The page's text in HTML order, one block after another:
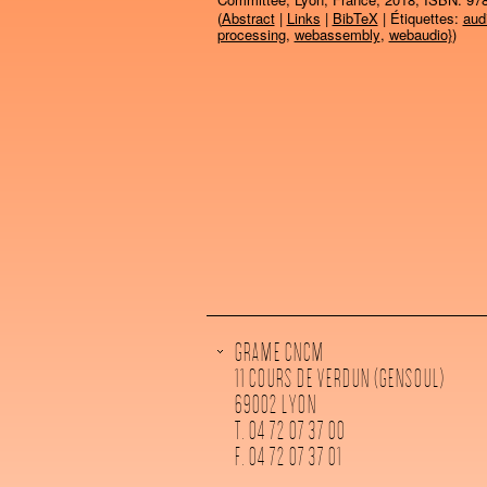
(Abstract| Links | BibTeX| Étiquettes:
processing, webassembly,webaudio})
GRAME CNCM
11 COURS DE VERDUN (GENSOUL)
69002 LYON
T. 04 72 07 37 00
F. 04 72 07 37 01